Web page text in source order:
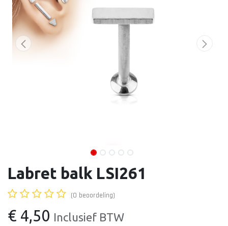
Labret balk LSI261
(0 beoordeling)
€ 4,50 Inclusief BTW